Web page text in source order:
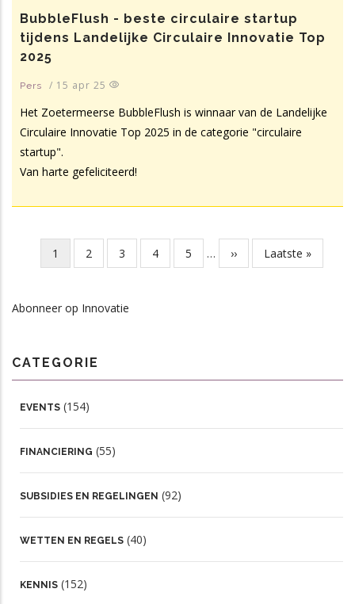
BubbleFlush - beste circulaire startup
tijdens Landelijke Circulaire Innovatie Top
2025
Pers / 15 apr 25
Het Zoetermeerse BubbleFlush is winnaar van de Landelijke
Circulaire Innovatie Top 2025 in de categorie "circulaire
startup".
Van harte gefeliciteerd!
Paginering
Huidige
1 Page
2 Page
3 Page
4 Page
5 …
Volgende
››
Laatste
Laatste »
Abonneer op Innovatie
CATEGORIE
EVENTS (154)
FINANCIERING (55)
SUBSIDIES EN REGELINGEN (92)
WETTEN EN REGELS (40)
KENNIS (152)